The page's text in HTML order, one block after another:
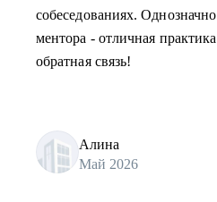
собеседованиях.
ментора - отличная
обратная связь!
Алина
Май 2026